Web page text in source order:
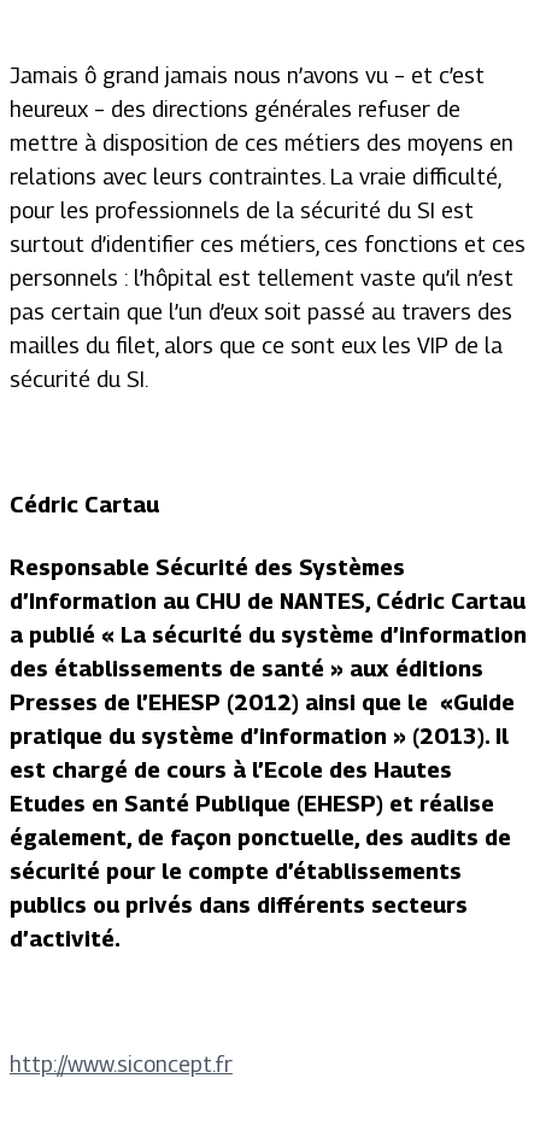
Jamais ô grand jamais nous n’avons vu – et c’est
heureux – des directions générales refuser de
mettre à disposition de ces métiers des moyens en
relations avec leurs contraintes. La vraie difficulté,
pour les professionnels de la sécurité du SI est
surtout d’identifier ces métiers, ces fonctions et ces
personnels : l’hôpital est tellement vaste qu’il n’est
pas certain que l’un d’eux soit passé au travers des
mailles du filet, alors que ce sont eux les VIP de la
sécurité du SI.
Cédric Cartau
Responsable Sécurité des Systèmes
d’Information au CHU de NANTES, Cédric Cartau
a publié « La sécurité du système d’information
des établissements de santé » aux éditions
Presses de l’EHESP (2012) ainsi que le «Guide
pratique du système d’information » (2013). Il
est chargé de cours à l’Ecole des Hautes
Etudes en Santé Publique (EHESP) et réalise
également, de façon ponctuelle, des audits de
sécurité pour le compte d’établissements
publics ou privés dans différents secteurs
d’activité.
http://www.siconcept.fr